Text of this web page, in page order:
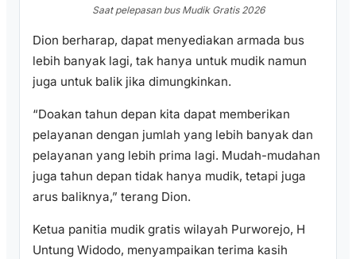
Saat pelepasan bus Mudik Gratis 2026
Dion berharap, dapat menyediakan armada bus
lebih banyak lagi, tak hanya untuk mudik namun
juga untuk balik jika dimungkinkan.
“Doakan tahun depan kita dapat memberikan
pelayanan dengan jumlah yang lebih banyak dan
pelayanan yang lebih prima lagi. Mudah-mudahan
juga tahun depan tidak hanya mudik, tetapi juga
arus baliknya,” terang Dion.
Ketua panitia mudik gratis wilayah Purworejo, H
Untung Widodo, menyampaikan terima kasih